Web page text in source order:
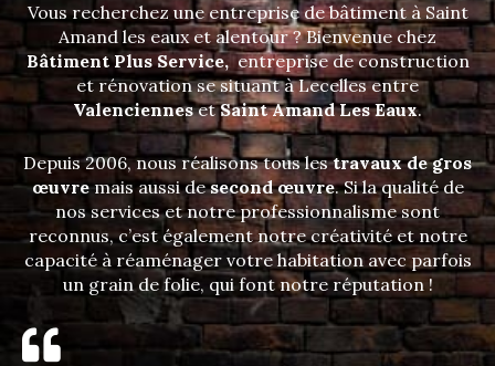
Vous recherchez une entreprise de bâtiment à Saint
Amand les eaux et alentour ? Bienvenue chez
Bâtiment Plus Service,entreprise de construction
et rénovation se situant à Lecelles entre
ValenciennesetSaint Amand Les Eaux.
Depuis 2006, nous réalisons tous lestravaux de gros
œuvremais aussi desecond œuvre. Si la qualité de
nos services et notre professionnalisme sont
reconnus, c’est également notre créativité et notre
capacité à réaménager votre habitation avec parfois
un grain de folie, qui font notre réputation !